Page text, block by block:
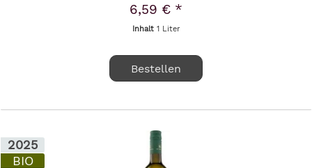
6,59 € *
Inhalt1 Liter
Bestellen
2025
BIO